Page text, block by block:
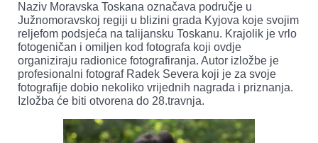
Naziv Moravska Toskana označava područje u
Južnomoravskoj regiji u blizini grada Kyjova koje svojim
reljefom podsjeća na talijansku Toskanu. Krajolik je vrlo
fotogeničan i omiljen kod fotografa koji ovdje
organiziraju radionice fotografiranja. Autor izložbe je
profesionalni fotograf Radek Severa koji je za svoje
fotografije dobio nekoliko vrijednih nagrada i priznanja.
Izložba će biti otvorena do 28.travnja.